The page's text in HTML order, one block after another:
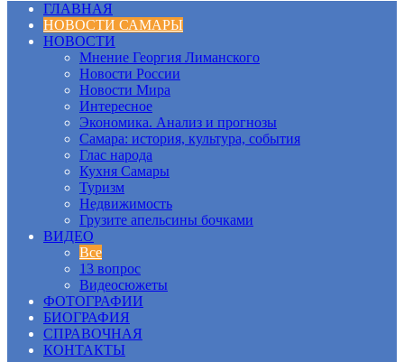
ГЛАВНАЯ
НОВОСТИ САМАРЫ
НОВОСТИ
Мнение Георгия Лиманского
Новости России
Новости Мира
Интересное
Экономика. Анализ и прогнозы
Самара: история, культура, события
Глас народа
Кухня Самары
Туризм
Недвижимость
Грузите апельсины бочками
ВИДЕО
Все
13 вопрос
Видеосюжеты
ФОТОГРАФИИ
БИОГРАФИЯ
СПРАВОЧНАЯ
КОНТАКТЫ